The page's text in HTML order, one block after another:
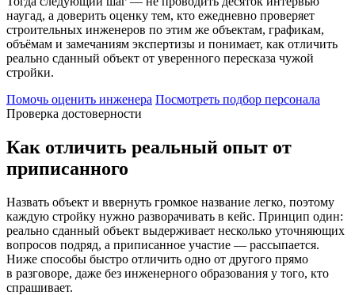
наугад, а доверить оценку тем, кто ежедневно проверяет
строительных инженеров по этим же объектам, графикам,
объёмам и замечаниям экспертизы и понимает, как отличить
реально сданный объект от уверенного пересказа чужой
стройки.
Помочь оценить инженера Посмотреть подбор персонала
Проверка достоверности
Как отличить реальный опыт от
приписанного
Назвать объект и ввернуть громкое название легко, поэтому
каждую стройку нужно разворачивать в кейс. Принцип один:
реально сданный объект выдерживает несколько уточняющих
вопросов подряд, а приписанное участие — рассыпается.
Ниже способы быстро отличить одно от другого прямо
в разговоре, даже без инженерного образования у того, кто
спрашивает.